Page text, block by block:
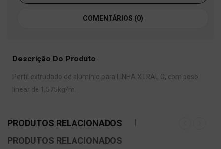
COMENTÁRIOS (0)
Descrição Do Produto
Perfil extrudado de alumínio para LINHA XTRAL G, com peso
linear de 1,575kg/m.
PRODUTOS RELACIONADOS
PRODUTOS RELACIONADOS